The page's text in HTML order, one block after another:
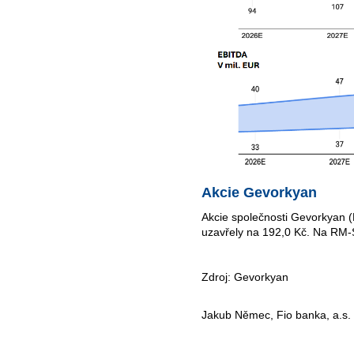
Akcie Gevorkyan
Akcie společnosti Gevorkyan
uzavřely na 192,0 Kč. Na
Zdroj: Gevorkyan
Jakub Němec, Fio banka, a.s.